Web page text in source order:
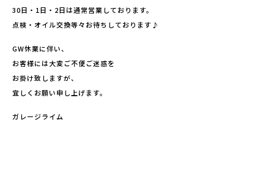
30日・1日・2日は通常営業しております。
点検・オイル交換等々お待ちしております♪
GW休業に伴い、
お客様には大変ご不便ご迷惑を
お掛け致しますが、
宜しくお願い申し上げます。
ガレージライム